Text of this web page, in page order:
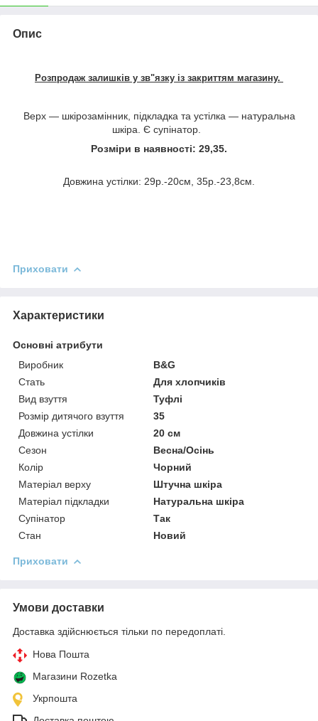
Опис
Розпродаж залишків у зв"язку із закриттям магазину.
Верх — шкірозамінник, підкладка та устілка — натуральна
шкіра. Є супінатор.
Розміри в наявності: 29,35.
Довжина устілки: 29р.-20см, 35р.-23,8см.
Приховати
Характеристики
Основні атрибути
Виробник
B&G
Стать
Для хлопчиків
Вид взуття
Туфлі
Розмір дитячого взуття
35
Довжина устілки
20 см
Сезон
Весна/Осінь
Колір
Чорний
Матеріал верху
Штучна шкіра
Матеріал підкладки
Натуральна шкіра
Супінатор
Так
Стан
Новий
Приховати
Умови доставки
Доставка здійснюється тільки по передоплаті.
Нова Пошта
Магазини Rozetka
Укрпошта